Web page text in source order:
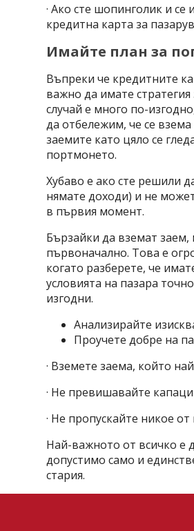
· Ако сте шопинголик и
кредитна карта за
Имайте план за
Въпреки че кредитните
важно да имате
случай е много по-
да отбележим, че се
заемите като цяло се
портмонето.
Хубаво е ако сте решили
нямате доходи) и не
в първия момент.
Бързайки да вземат заем,
първоначално. Това е
когато разберете, че
условията на пазара
изгодни.
Анализирайте
Проучете добре на
· Вземете заема, който
· Не превишавайте
· Не пропускайте никое
Най-важното от всичко е
допустимо само и
стария.